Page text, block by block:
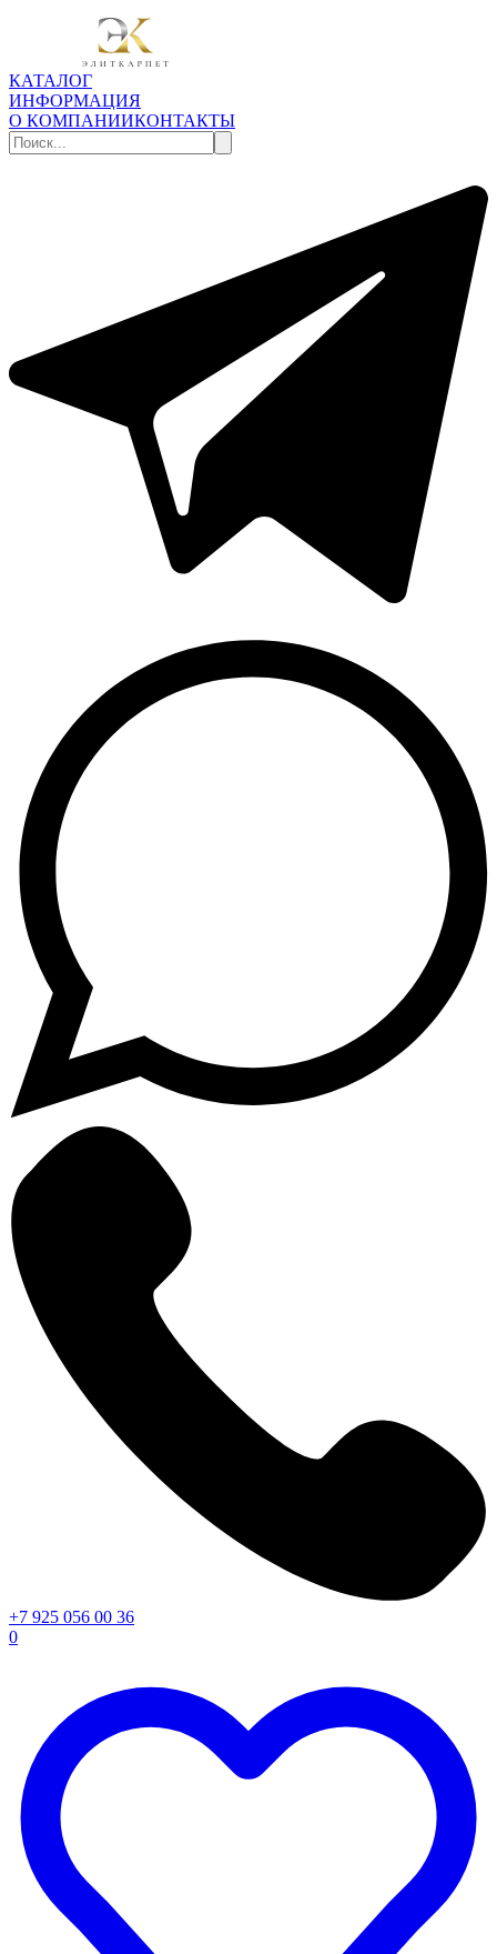
КАТАЛОГ
ИНФОРМАЦИЯ
О КОМПАНИИКОНТАКТЫ
+7 925 056 00 36
0